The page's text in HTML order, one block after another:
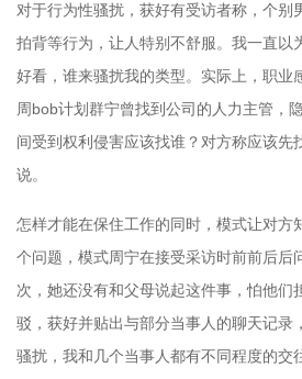
对于行为性骚扰，获好有受访者称，个别
拍背等行为，让人特别不舒服。我一直以
好看，谁来骚扰我的类型。实际上，职业
周bob计划群宁曾找到公司的人力主管，
间受到权利侵害应该找谁？对方称应该先
说。
怎样才能在保住工作的同时，模式让对方
个问题，模式周宁在接受采访时前前后后
次，她还没有和父母说起这件事，怕他们
驳，获好并贴出与部分当事人的聊天记录
骚扰，我和几个当事人都有不同程度的交